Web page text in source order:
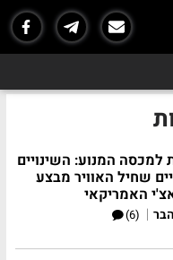
למכסה המנוע: השינויים
שחיל האוויר מבצע
האמריקאי
|
(6)